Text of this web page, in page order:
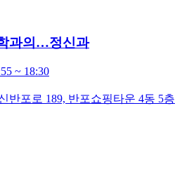
과의…정신과
~ 18:30
반포로 189, 반포쇼핑타운 4동 5층